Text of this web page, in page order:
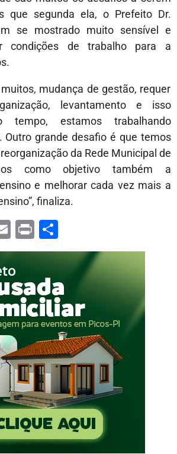
que segunda ela, o Prefeito Dr.
se mostrado muito sensível e
condições de trabalho para a
mudança de gestão, requer
levantamento e isso
tempo, estamos trabalhando
Outro grande desafio é que temos
da Rede Municipal de
como objetivo também a
e melhorar cada vez mais a
finaliza.
Email
PrintShare